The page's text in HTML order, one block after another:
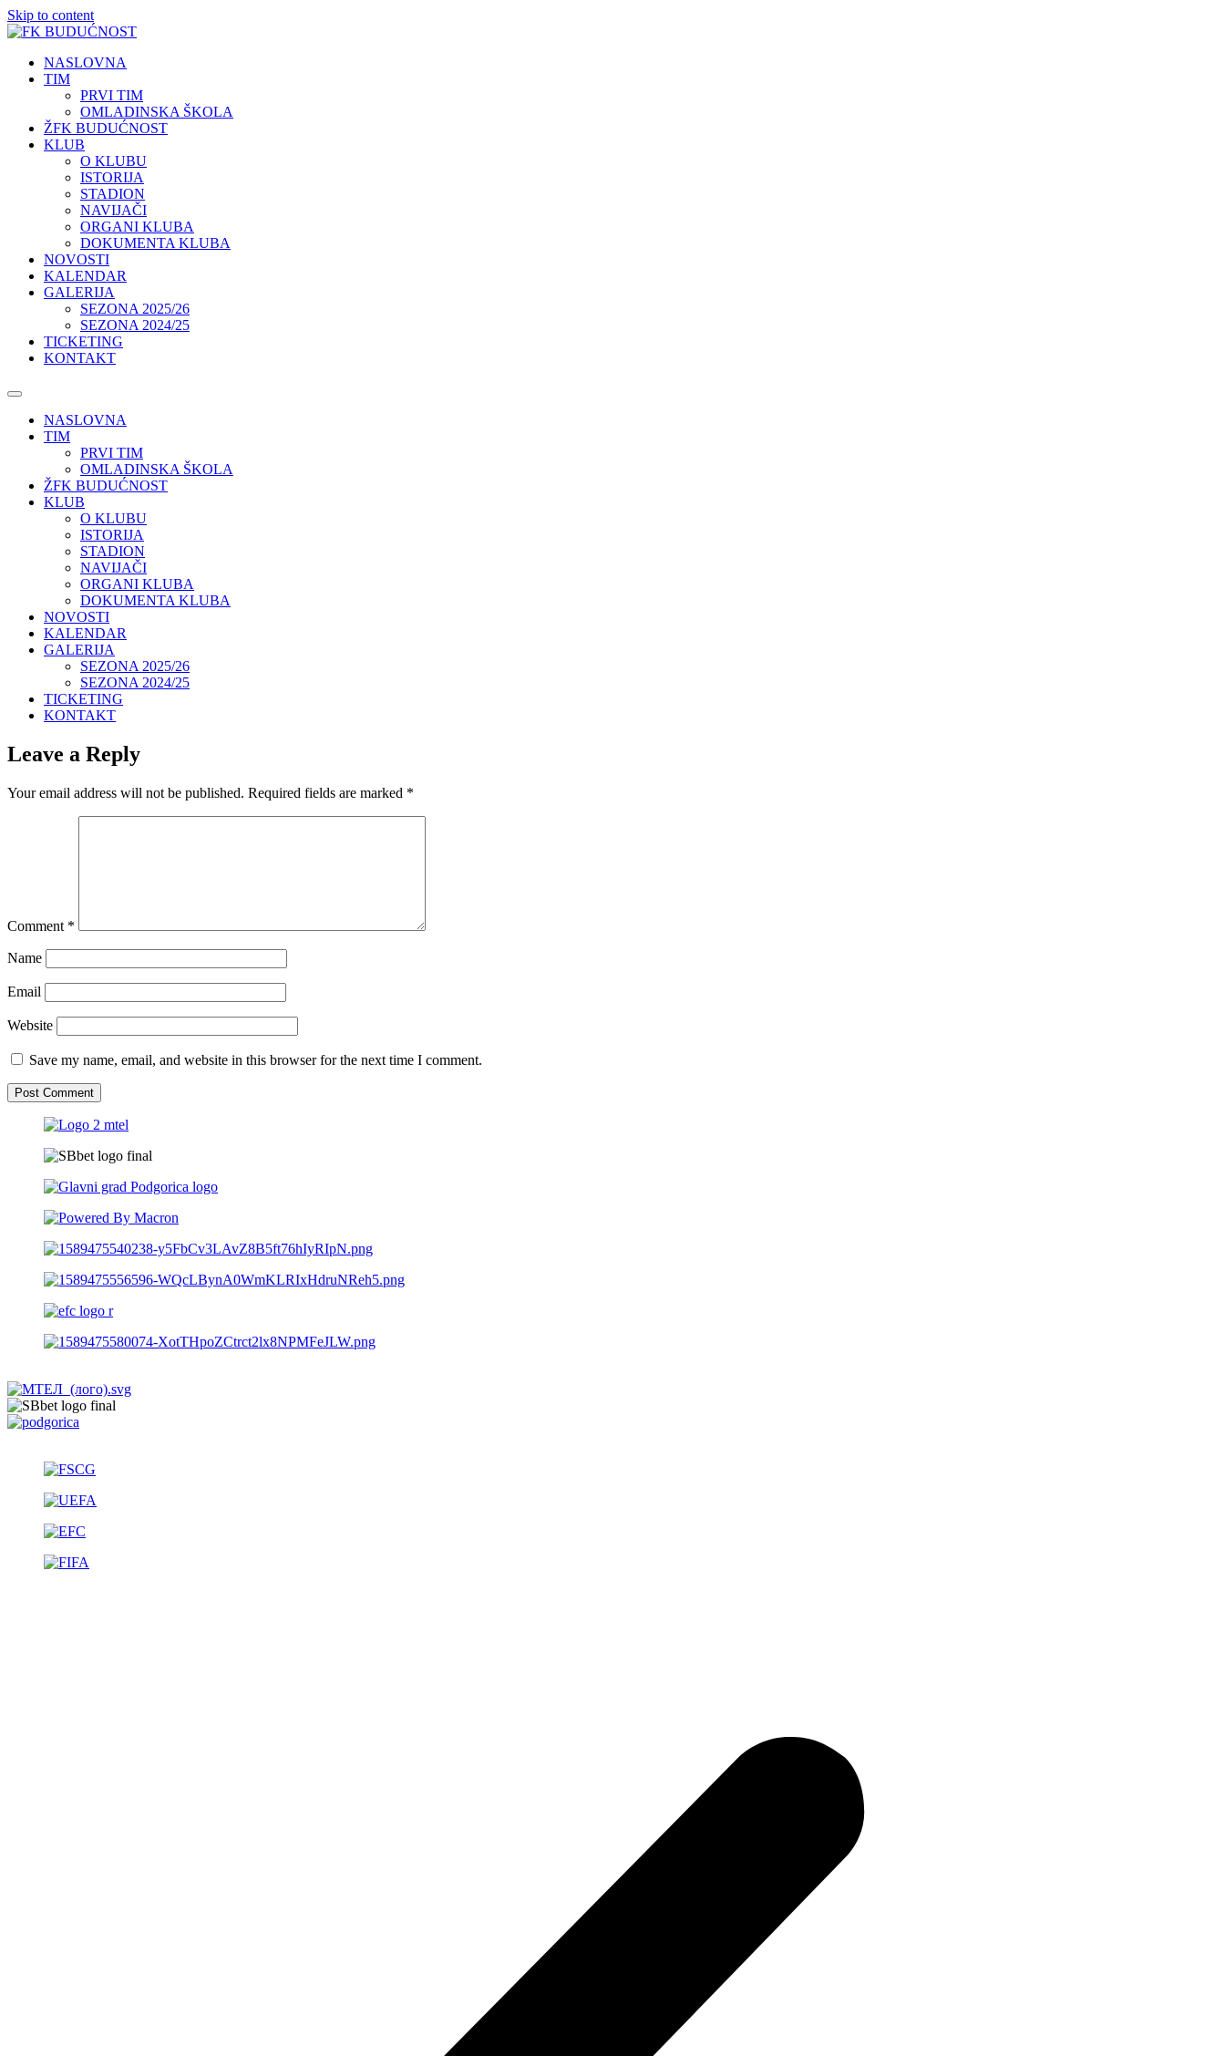
Skip to content
NASLOVNA
TIM
PRVI TIM
OMLADINSKA ŠKOLA
ŽFK BUDUĆNOST
KLUB
O KLUBU
ISTORIJA
STADION
NAVIJAČI
ORGANI KLUBA
DOKUMENTA KLUBA
NOVOSTI
KALENDAR
GALERIJA
SEZONA 2025/26
SEZONA 2024/25
TICKETING
KONTAKT
NASLOVNA
TIM
PRVI TIM
OMLADINSKA ŠKOLA
ŽFK BUDUĆNOST
KLUB
O KLUBU
ISTORIJA
STADION
NAVIJAČI
ORGANI KLUBA
DOKUMENTA KLUBA
NOVOSTI
KALENDAR
GALERIJA
SEZONA 2025/26
SEZONA 2024/25
TICKETING
KONTAKT
Leave a Reply
Your email address will not be published. Required fields are marked *
Comment *
Name
Email
Website
Save my name, email, and website in this browser for the next time I comment.